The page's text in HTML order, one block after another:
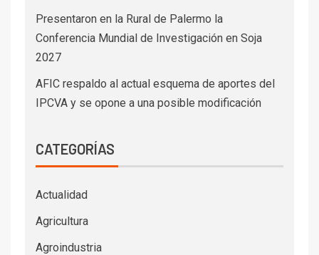
Presentaron en la Rural de Palermo la
Conferencia Mundial de Investigación en Soja
2027
AFIC respaldo al actual esquema de aportes del
IPCVA y se opone a una posible modificación
CATEGORÍAS
Actualidad
Agricultura
Agroindustria